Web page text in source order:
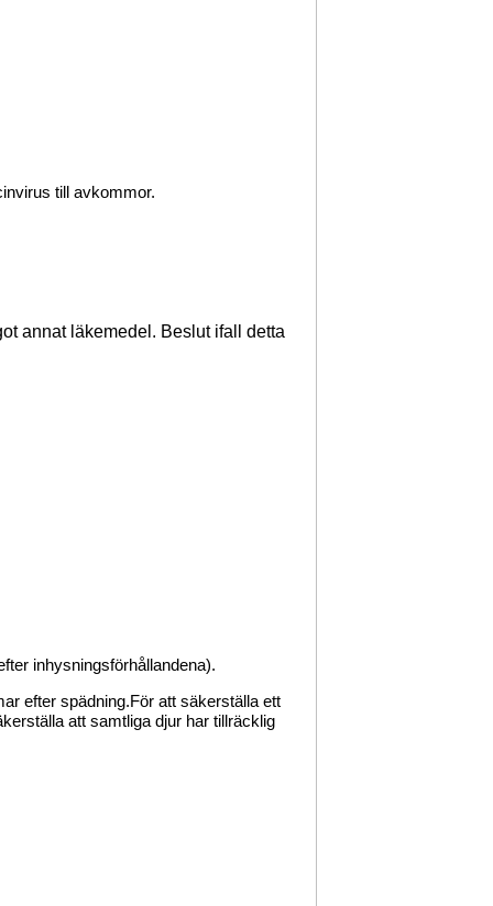
till avkommor.
annat läkemedel. Beslut ifall detta
inhysningsförhållandena).
efter spädning.För att säkerställa ett
att samtliga djur har tillräcklig